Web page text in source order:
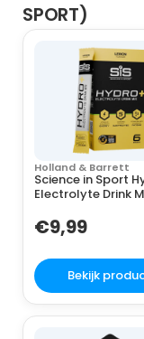
SPORT)
Holland & Barrett
Science in Sport
Electrolyte Drink
€9,99
Bekijk